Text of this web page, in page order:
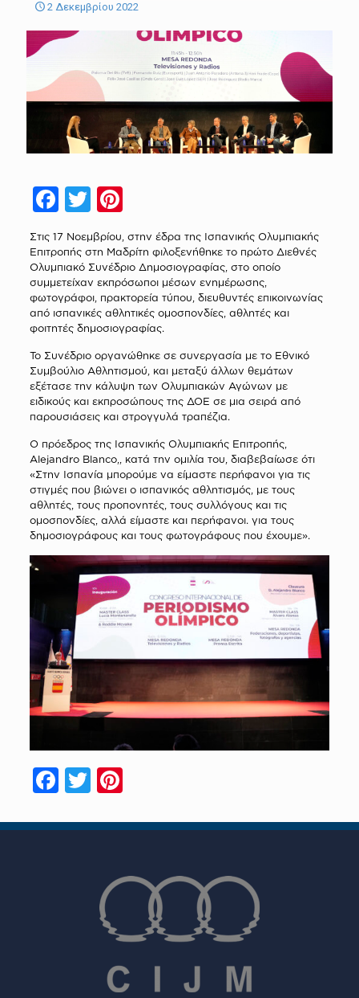
2 Δεκεμβρίου 2022
Facebook
TwitterPinterest
Στις 17 Νοεμβρίου, στην έδρα της Ισπανικής Ολυμπιακής
Επιτροπής στη Μαδρίτη φιλοξενήθηκε το πρώτο Διεθνές
Ολυμπιακό Συνέδριο Δημοσιογραφίας, στο οποίο
συμμετείχαν εκπρόσωποι μέσων ενημέρωσης,
φωτογράφοι, πρακτορεία τύπου, διευθυντές επικοινωνίας
από ισπανικές αθλητικές ομοσπονδίες, αθλητές και
φοιτητές δημοσιογραφίας.
Το Συνέδριο οργανώθηκε σε συνεργασία με το Εθνικό
Συμβούλιο Αθλητισμού, και μεταξύ άλλων θεμάτων
εξέτασε την κάλυψη των Ολυμπιακών Αγώνων με
ειδικούς και εκπροσώπους της ΔΟΕ σε μια σειρά από
παρουσιάσεις και στρογγυλά τραπέζια.
Ο πρόεδρος της Ισπανικής Ολυμπιακής Επιτροπής,
Alejandro Blanco,, κατά την ομιλία του, διαβεβαίωσε ότι
«Στην Ισπανία μπορούμε να είμαστε περήφανοι για τις
στιγμές που βιώνει ο ισπανικός αθλητισμός, με τους
αθλητές, τους προπονητές, τους συλλόγους και τις
ομοσπονδίες, αλλά είμαστε και περήφανοι. για τους
δημοσιογράφους και τους φωτογράφους που έχουμε».
Facebook
TwitterPinterest